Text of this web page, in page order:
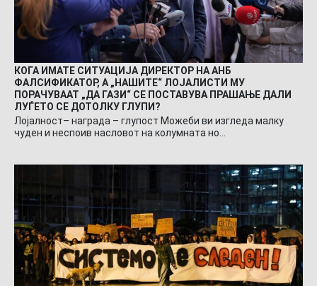
КОГА ИМАТЕ СИТУАЦИЈА ДИРЕКТОР НА АНБ
ФАЛСИФИКАТОР, А „НАШИТЕ“ ЛОЈАЛИСТИ МУ
ПОРАЧУВААТ „ДА ГАЗИ“ СЕ ПОСТАВУВА ПРАШАЊЕ ДАЛИ
ЛУЃЕТО СЕ ДОТОЛКУ ГЛУПИ?
Лојалност– награда – глупост Можеби ви изгледа малку
чуден и неспоив насловот на колумната но…